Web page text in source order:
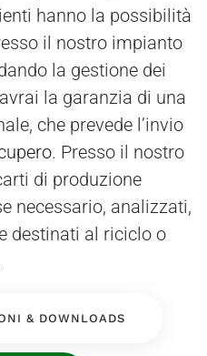
hanno la possibilità
il nostro impianto
la gestione dei
la garanzia di una
che prevede l’invio
. Presso il nostro
di produzione
necessario, analizzati,
destinati al riciclo o
& DOWNLOADS